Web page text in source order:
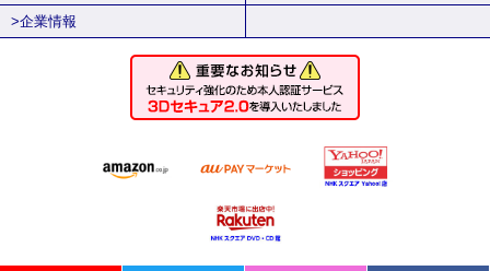
>企業情報